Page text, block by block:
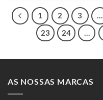
1 2 3 …
23
24 …
AS NOSSAS MARCAS